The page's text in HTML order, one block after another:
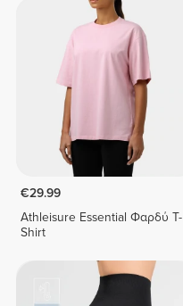
€29.99
Athleisure Essential Φαρδύ T-
Shirt